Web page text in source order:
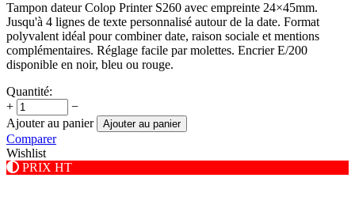
Tampon dateur Colop Printer S260 avec empreinte 24×45mm.
Jusqu'à 4 lignes de texte personnalisé autour de la date. Format
polyvalent idéal pour combiner date, raison sociale et mentions
complémentaires. Réglage facile par molettes. Encrier E/200
disponible en noir, bleu ou rouge.
Quantité:
+
−
Ajouter au panier
Ajouter au panier
Comparer
Wishlist
PRIX HT